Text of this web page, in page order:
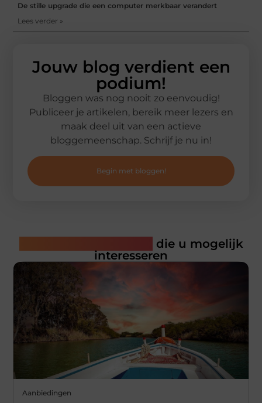
De stille upgrade die een computer merkbaar verandert
Lees verder »
Jouw blog verdient een
podium!
Bloggen was nog nooit zo eenvoudig!
Publiceer je artikelen, bereik meer lezers en
maak deel uit van een actieve
bloggemeenschap. Schrijf je nu in!
Begin met bloggen!
die u mogelijk
interesseren
Aanbiedingen